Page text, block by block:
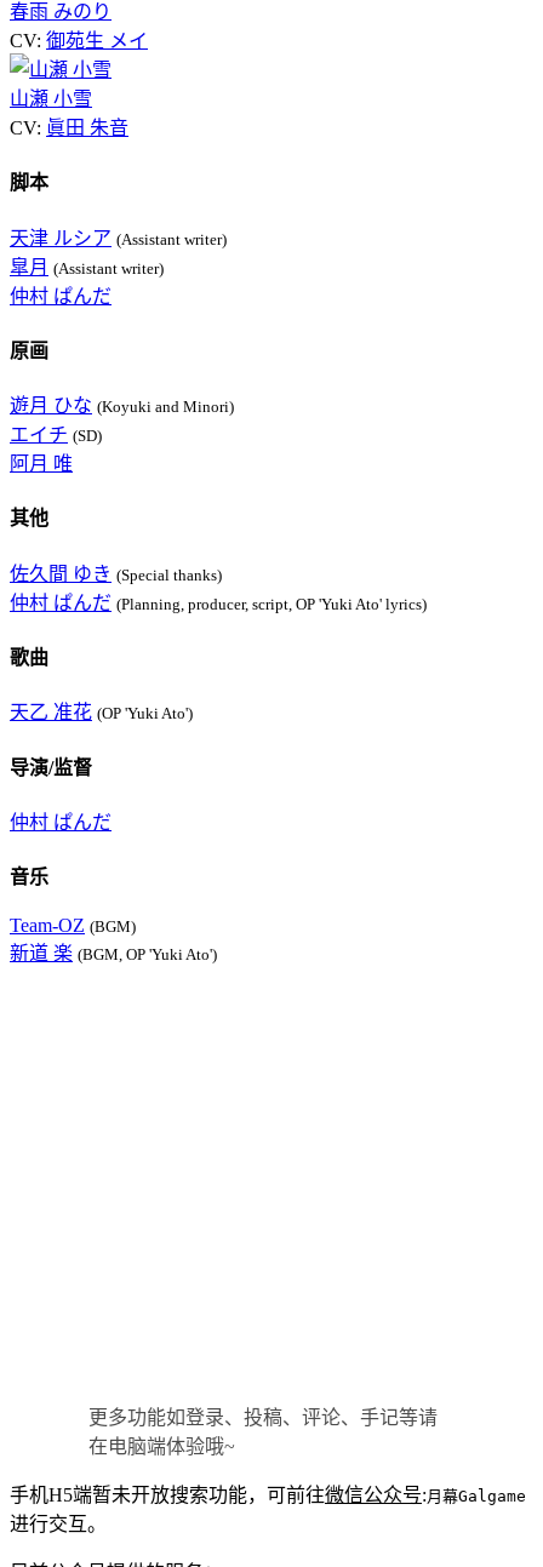
春雨 みのり
CV: 御苑生 メイ
山瀬 小雪
CV: 眞田 朱音
脚本
天津 ルシア (Assistant writer)
皐月 (Assistant writer)
仲村 ぱんだ
原画
遊月 ひな (Koyuki and Minori)
エイチ (SD)
阿月 唯
其他
佐久間 ゆき (Special thanks)
仲村 ぱんだ (Planning, producer, script, OP 'Yuki Ato' lyrics)
歌曲
天乙 准花 (OP 'Yuki Ato')
导演/监督
仲村 ぱんだ
音乐
Team-OZ (BGM)
新道 楽 (BGM, OP 'Yuki Ato')
更多功能如登录、投稿、评论、手记等请
在电脑端体验哦~
手机H5端暂未开放搜索功能，可前往微信公众号: 月幕Galgame
进行交互。